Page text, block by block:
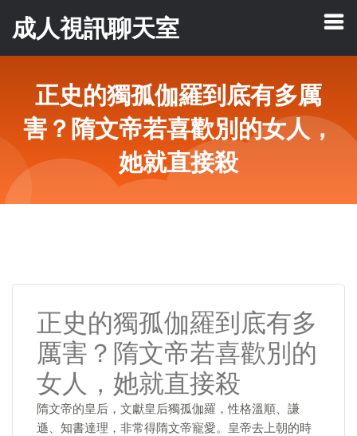
成人視訊聊天室
正史的獨孤伽羅到底有多厲
害？隋文帝若喜歡別的女人，
她就直接殺
正史的獨孤伽羅到底有多
厲害？隋文帝若喜歡別的
女人，她就直接殺
隋文帝的皇后，文獻皇后獨孤伽羅，性格溫順、謙
遜、知書達理，非常得隋文帝寵愛。皇帝去上朝的時